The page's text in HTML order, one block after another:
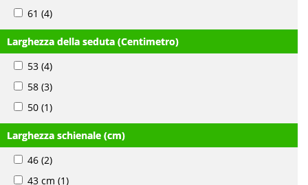
61 (4)
Larghezza della seduta (Centimetro)
53 (4)
58 (3)
50 (1)
Larghezza schienale (cm)
46 (2)
43 cm (1)